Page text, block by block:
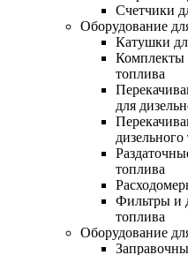
Счетчики
Оборудование
Катушки
Комплекты
топлива
для
дизельного
топлива
Фильтры и
топлива
Оборудование